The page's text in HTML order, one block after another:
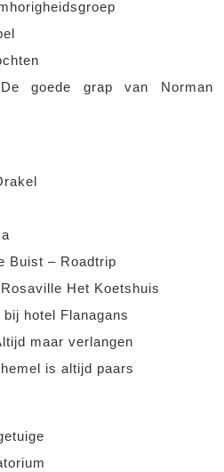
goede grap van Norman
Buist – Roadtrip
Het Koetshuis
hotel Flanagans
maar verlangen
is altijd paars